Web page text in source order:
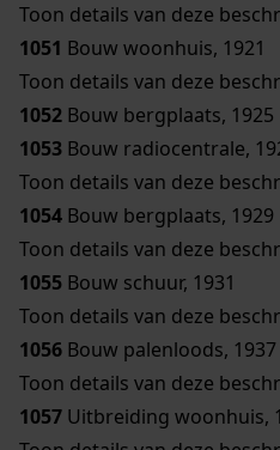
Toon details van deze
1051 Bouw woonhuis, 1921
Toon details van deze
1052 Bouw bergplaats, 1925
1053 Bouw radiocentrale,
Toon details van deze
1054 Bouw bergplaats, 1929
Toon details van deze
1055 Bouw schuur, 1931
Toon details van deze
1056 Bouw palenloods, 1937
Toon details van deze
1057 Uitbreiding woonhuis,